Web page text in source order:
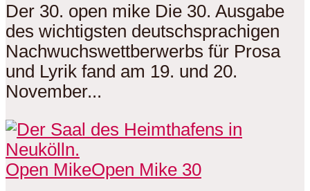
Der 30. open mike Die 30. Ausgabe
des wichtigsten deutschsprachigen
Nachwuchswettberwerbs für Prosa
und Lyrik fand am 19. und 20.
November...
Open MikeOpen Mike 30